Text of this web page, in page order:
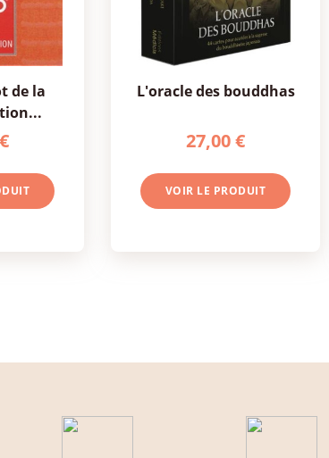
l'oracle des bouddhas
27,00 €
VOIR LE PRODUIT